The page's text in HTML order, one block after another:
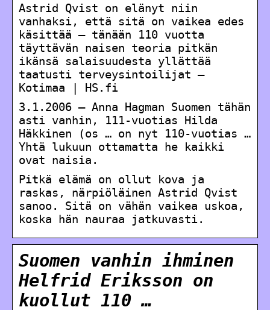
Astrid Qvist on elänyt niin
vanhaksi, että sitä on vaikea edes
käsittää – tänään 110 vuotta
täyttävän naisen teoria pitkän
ikänsä salaisuudesta yllättää
taatusti terveysintoilijat –
Kotimaa | HS.fi
3.1.2006 — Anna Hagman Suomen tähän
asti vanhin, 111-vuotias Hilda
Häkkinen (os … on nyt 110-vuotias …
Yhtä lukuun ottamatta he kaikki
ovat naisia.
Pitkä elämä on ollut kova ja
raskas, närpiöläinen Astrid Qvist
sanoo. Sitä on vähän vaikea uskoa,
koska hän nauraa jatkuvasti.
Suomen vanhin ihminen
Helfrid Eriksson on
kuollut 110 …